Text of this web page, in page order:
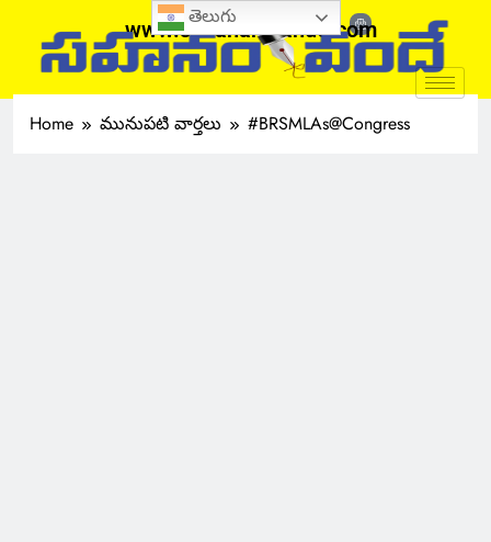
www.sahanamvande.com
Home మునుపటి వార్తలు #BRSMLAs@Congress
తెలుగు